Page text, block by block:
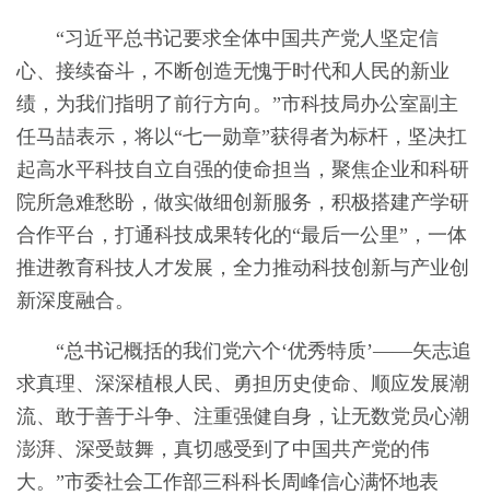
“习近平总书记要求全体中国共产党人坚定信
心、接续奋斗，不断创造无愧于时代和人民的新业
绩，为我们指明了前行方向。”市科技局办公室副主
任马喆表示，将以“七一勋章”获得者为标杆，坚决扛
起高水平科技自立自强的使命担当，聚焦企业和科研
院所急难愁盼，做实做细创新服务，积极搭建产学研
合作平台，打通科技成果转化的“最后一公里”，一体
推进教育科技人才发展，全力推动科技创新与产业创
新深度融合。
“总书记概括的我们党六个‘优秀特质’——矢志追
求真理、深深植根人民、勇担历史使命、顺应发展潮
流、敢于善于斗争、注重强健自身，让无数党员心潮
澎湃、深受鼓舞，真切感受到了中国共产党的伟
大。”市委社会工作部三科科长周峰信心满怀地表